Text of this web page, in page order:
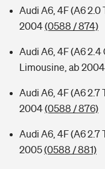
Audi A6, 4F (A6 2.0
2004(0588 / 874)
Audi A6, 4F (A6 2.4
Limousine, ab 2004
Audi A6, 4F (A6 2.7
2004(0588 / 876)
Audi A6, 4F (A6 2.7
2005(0588 / 881)